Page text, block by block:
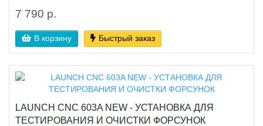
7 790 р.
В корзину Быстрый заказ
LAUNCH CNC 603A NEW - УСТАНОВКА ДЛЯ
ТЕСТИРОВАНИЯ И ОЧИСТКИ ФОРСУНОК